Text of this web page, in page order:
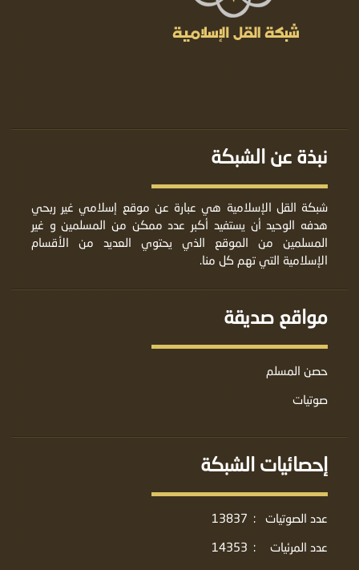
نبذة عن الشبكة
شبكة القل الإسلامية هي عبارة عن موقع إسلامي غير ربحي
هدفه الوحيد أن يستفيد أكبر عدد ممكن من المسلمين و غير
المسلمين من الموقع الذي يحتوي العديد من الأقسام
الإسلامية التي تهم كل منا.
مواقع صديقة
حصن المسلم
صوتيات
إحصائيات الشبكة
عدد الصوتيات :
13837
عدد المرئيات
:
14353